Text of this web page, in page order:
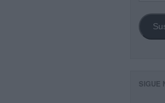
SIGUE